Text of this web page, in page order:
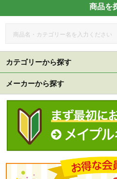
商品を
カテゴリーから探す
メーカーから探す